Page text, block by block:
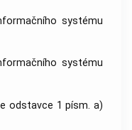
systému
systému
odstavce 1 písm. a)